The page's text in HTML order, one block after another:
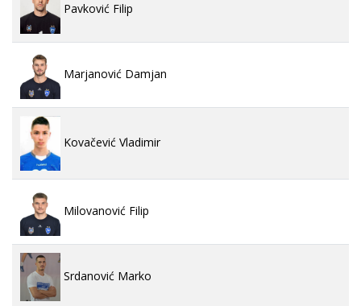
Pavković Filip
Marjanović Damjan
Kovačević Vladimir
Milovanović Filip
Srdanović Marko